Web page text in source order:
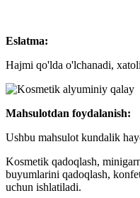
Eslatma:
Hajmi qo'lda o'lchanadi,
Mahsulotdan foydalanish:
Ushbu mahsulot kundalik
Kosmetik qadoqlash,
buyumlarini qadoqlash,
uchun ishlatiladi.